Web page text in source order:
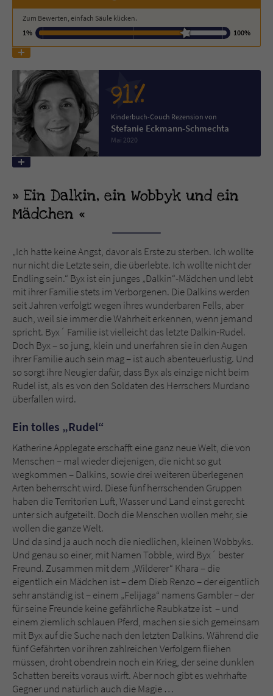
Zum Bewerten, einfach Säule klicken.
1%
100%
91%
Kinderbuch-Couch Rezension von
Stefanie Eckmann-Schmechta
Mai 2020
Ein Dalkin, ein Wobbyk und ein
Mädchen
„Ich hatte keine Angst, davor als Erste zu sterben. Ich wollte
nur nicht die Letzte sein, die überlebte. Ich wollte nicht der
Endling sein.“ Byx ist ein junges „Dalkin“-Mädchen und lebt
mit ihrer Familie stets im Verborgenen. Die Dalkins werden
seit Jahren verfolgt: wegen ihres wunderbaren Fells, aber
auch, weil sie immer die Wahrheit erkennen, wenn jemand
spricht. Byx´ Familie ist vielleicht das letzte Dalkin-Rudel.
Doch Byx – so jung, klein und unerfahren sie in den Augen
ihrer Familie auch sein mag – ist auch abenteuerlustig. Und
so sorgt ihre Neugier dafür, dass Byx als einzige nicht beim
Rudel ist, als es von den Soldaten des Herrschers Murdano
überfallen wird.
Ein tolles „Rudel“
Katherine Applegate erschafft eine ganz neue Welt, die von
Menschen – mal wieder diejenigen, die nicht so gut
wegkommen – Dalkins, sowie drei weiteren überlegenen
Arten beherrscht wird. Diese fünf herrschenden Gruppen
haben die Territorien Luft, Wasser und Land einst gerecht
unter sich aufgeteilt. Doch die Menschen wollen mehr, sie
wollen die ganze Welt.
Und da sind ja auch noch die niedlichen, kleinen Wobbyks.
Und genau so einer, mit Namen Tobble, wird Byx´ bester
Freund. Zusammen mit dem „Wilderer“ Khara – die
eigentlich ein Mädchen ist – dem Dieb Renzo – der eigentlich
sehr anständig ist – einem „Felijaga“ namens Gambler – der
für seine Freunde keine gefährliche Raubkatze ist – und
einem ziemlich schlauen Pferd, machen sie sich gemeinsam
mit Byx auf die Suche nach den letzten Dalkins. Während die
fünf Gefährten vor ihren zahlreichen Verfolgern fliehen
müssen, droht obendrein noch ein Krieg, der seine dunklen
Schatten bereits voraus wirft. Aber noch gibt es wehrhafte
Gegner und natürlich auch die Magie …
Name tx_pwcomments_ahash
Anbieter
Laufzeit
Zweck Cookie für Kommentare einzelner Buchtitel
Name fe_typo_user
Laufzeit
Zweck
Dieses Cookie gewährleistet die
Kommunikation der Webseite mit dem
Benutzer. Es wird benötigt um z. B. den
Sicherheitscode des Kontaktformulars zu
überprüfen.